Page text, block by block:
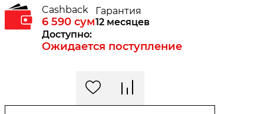
Cashback
6 590 сум
Гарантия
12 месяцев
Доступно:
Ожидается поступление